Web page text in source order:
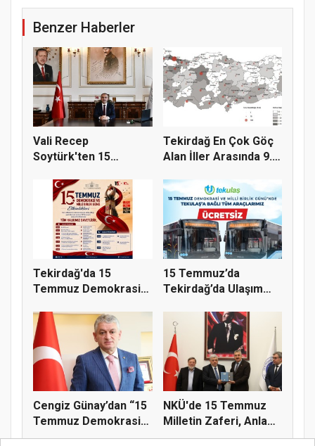
Benzer Haberler
Vali Recep
Soytürk'ten 15
Ve...
Tekirdağ En Çok Göç
Alan İller Arasında 9.
Tekirdağ'da 15
Temmuz Demokrasi
15 Temmuz’da
Tekirdağ’da Ulaşım
Cengiz Günay’dan “15
Temmuz Demokrasi
Ve Mill...
NKÜ'de 15 Temmuz
Milletin Zaferi, Anlam
ve Ma...